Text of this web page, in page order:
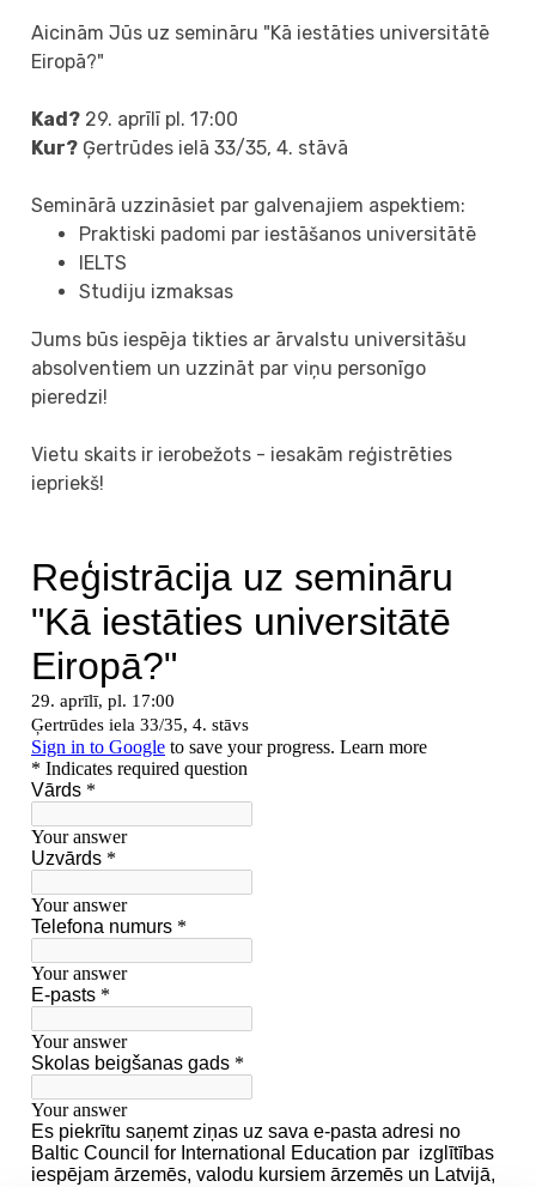
Aicinām Jūs uz semināru "Kā iestāties universitātē
Eiropā?"
Kad? 29. aprīlī pl. 17:00
Kur? Ģertrūdes ielā 33/35, 4. stāvā
Seminārā uzzināsiet par galvenajiem aspektiem:
Praktiski padomi par iestāšanos universitātē
IELTS
Studiju izmaksas
Jums būs iespēja tikties ar ārvalstu universitāšu
absolventiem un uzzināt par viņu personīgo
pieredzi!
Vietu skaits ir ierobežots - iesakām reģistrēties
iepriekš!